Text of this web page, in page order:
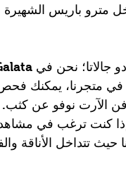
مترو باريس الشهيرة
في متجرنا، يمكنك فحص
فن الآرت نوفو عن
كنت ترغب في
حيث تتداخل